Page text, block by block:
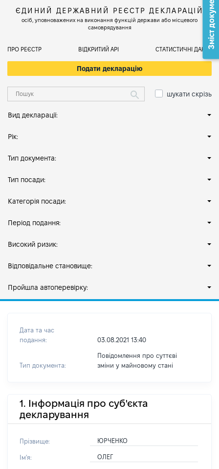
ЄДИНИЙ ДЕРЖАВНИЙ РЕЄСТР ДЕКЛАРАЦІЙ
осіб, уповноважених на виконання функцій держави або місцевого
самоврядування
ПРО РЕЄСТР ВІДКРИТИЙ АРІ СТАТИСТИЧНІ ДАНІ
Подати декларацію
шукати скрізь
Вид декларації:
Рік:
Тип документа:
Тип посади:
Категорія посади:
Період подання:
Високий ризик:
Відповідальне становище:
Пройшла автоперевірку:
Дата та час
подання:
03.08.2021 13:40
Тип документа:
Повідомлення про суттєві
зміни y майновому стані
1. Інформація про суб'єкта
декларування
Прізвище: ЮРЧЕНКО
Ім'я: ОЛЕГ
Зміст документа